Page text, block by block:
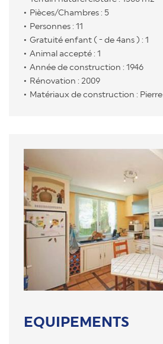
Pièces/Chambres : 5
Personnes : 11
Gratuité enfant ( - de 4ans ) : 1
Animal accepté : 1
Année de construction : 1946
Rénovation : 2009
Matériaux de construction : Pierre
EQUIPEMENTS